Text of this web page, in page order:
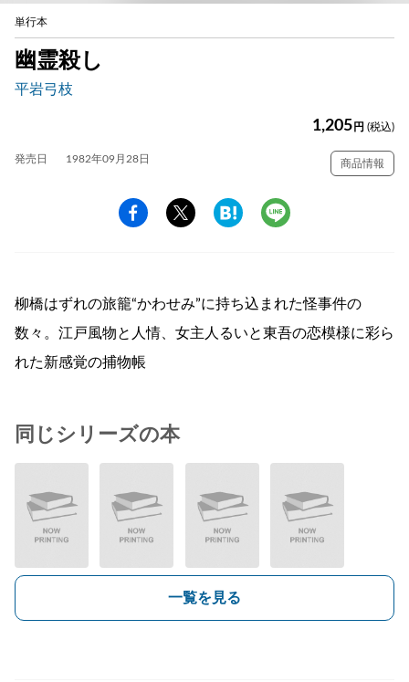
単行本
幽霊殺し
平岩弓枝
1,205 円 (税込)
発売日 1982年09月28日 商品情報
柳橋はずれの旅籠“かわせみ”に持ち込まれた怪事件の
数々。江戸風物と人情、女主人るいと東吾の恋模様に彩ら
れた新感覚の捕物帳
同じシリーズの本
一覧を見る